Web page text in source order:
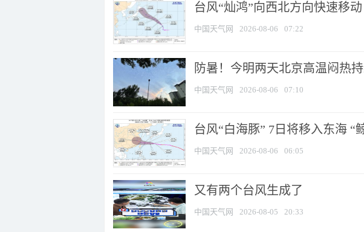
台风“灿鸿”向西北方向快速移
中国天气网 2026-08-06 07:22
防暑！今明两天北京高温闷热
中国天气网 2026-08-06 07:10
台风“白海豚” 7日将移入东海 “
中国天气网 2026-08-06 06:05
又有两个台风生成了
中国天气网 2026-08-05 20:33